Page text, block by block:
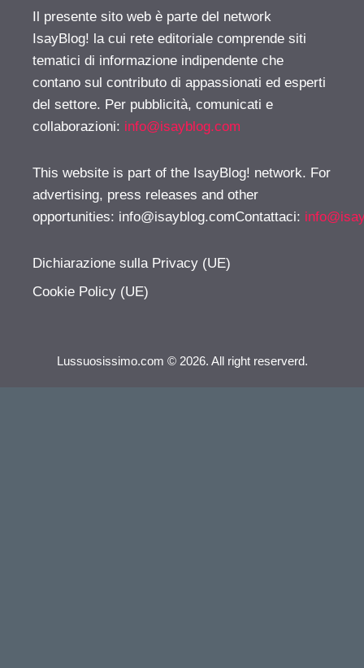
Il presente sito web è parte del network
IsayBlog! la cui rete editoriale comprende siti
tematici di informazione indipendente che
contano sul contributo di appassionati ed esperti
del settore. Per pubblicità, comunicati e
collaborazioni: info@isayblog.com
This website is part of the IsayBlog! network. For
advertising, press releases and other
opportunities: info@isayblog.comContattaci:
Dichiarazione sulla Privacy (UE)
Cookie Policy (UE)
Lussuosissimo.com © 2026. All right reserverd.